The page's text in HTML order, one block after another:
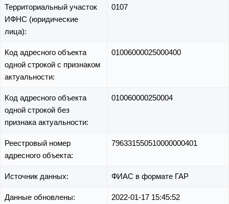
Территориальный участок
ИФНС (юридические
лица):
0107
Код адресного объекта
одной строкой с признаком
актуальности:
01006000025000400
Код адресного объекта
одной строкой без
признака актуальности:
010060000250004
Реестровый номер
адресного объекта:
796331550510000000401
Источник данных: ФИАС в формате ГАР
Данные обновлены: 2022-01-17 15:45:52